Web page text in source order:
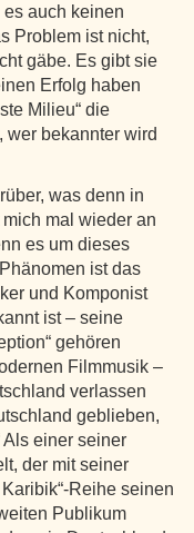
auch keinen
Problem ist nicht,
gäbe. Es gibt sie
Erfolg haben
Milieu“ die
wer bekannter wird
was denn in
mal wieder an
es um dieses
ist das
und Komponist
ist – seine
gehören
Filmmusik –
verlassen
geblieben,
Als einer seiner
der mit seiner
Reihe seinen
Publikum